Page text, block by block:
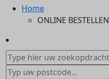
Home
ONLINE BESTELLEN